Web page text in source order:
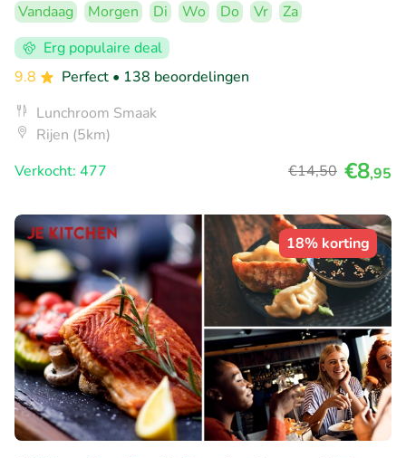
Vandaag Morgen Di Wo Do Vr
Za
Erg populaire deal
9.8
Perfect • 138 beoordelingen
Lunchroom Smaak
Rijen (5km)
Verkocht: 477
€14,50 €8,95
18% korting